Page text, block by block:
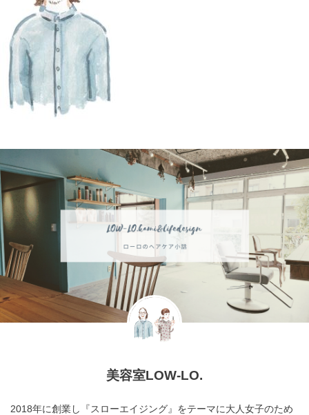
美容室LOW-LO.
2018年に創業し『スローエイジング』をテーマに大人女子のため